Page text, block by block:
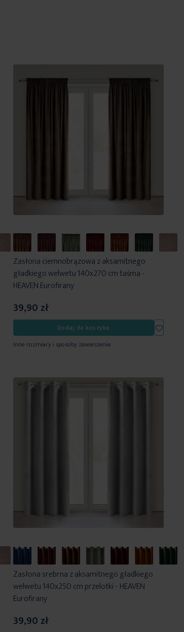
Zasłona ciemnobrązowa z aksamitnego
gładkiego welwetu 140x270 cm taśma -
HEAVEN Eurofirany
39,90 zł
Dodaj do koszyka
Dodaj
do
Inne rozmiary i sposoby zawieszenia
Zasłona srebrna z aksamitnego gładkiego
welwetu 140x250 cm przelotki - HEAVEN
Eurofirany
39,90 zł